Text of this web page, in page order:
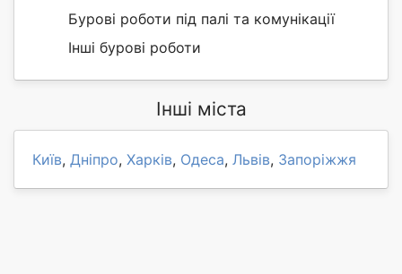
Бурові роботи під палі та комунікації
Інші бурові роботи
Інші міста
Київ, Дніпро, Харків, Одеса, Львів, Запоріжжя